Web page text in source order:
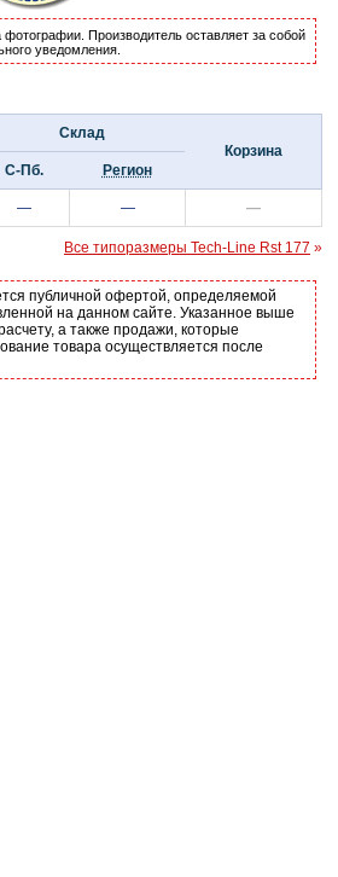
Производитель оставляет за собой
уведомления.
Склад
Корзина
С-Пб. Регион
— — —
Все типоразмеры Tech-Line Rst 177 »
публичной офертой, определяемой
на данном сайте. Указанное выше
а также продажи, которые
товара осуществляется после